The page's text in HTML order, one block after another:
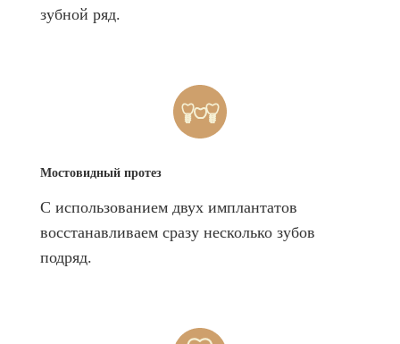
зубной ряд.
Мостовидный протез
С использованием двух имплантатов
восстанавливаем сразу несколько зубов
подряд.